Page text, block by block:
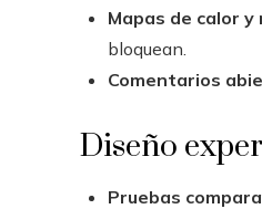
Mapas de calor
bloquean.
Comentarios
Diseño
Pruebas